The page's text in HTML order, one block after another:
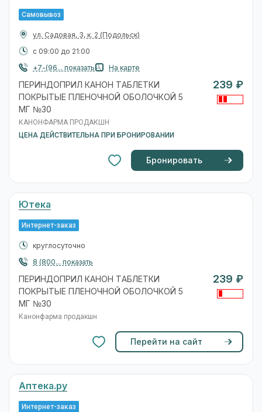
Самовывоз
ул. Садовая, 3, к. 2 (Подольск)
с 09:00 до 21:00
+7-(96... показать
На карте
ПЕРИНДОПРИЛ КАНОН ТАБЛЕТКИ
ПОКРЫТЫЕ ПЛЕНОЧНОЙ ОБОЛОЧКОЙ 5
МГ №30
КАНОНФАРМА ПРОДАКШН
ЦЕНА ДЕЙСТВИТЕЛЬНА ПРИ БРОНИРОВАНИИ
239 ₽
Бронировать
Ютека
Интернет-заказ
круглосуточно
8 (800... показать
ПЕРИНДОПРИЛ КАНОН ТАБЛЕТКИ
ПОКРЫТЫЕ ПЛЕНОЧНОЙ ОБОЛОЧКОЙ 5
МГ №30
Канонфарма продакшн
239 ₽
Перейти на сайт
Аптека.ру
Интернет-заказ